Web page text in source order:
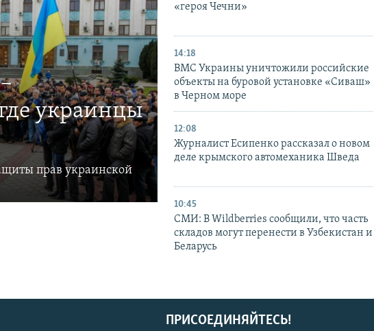
украинцы
прав украинской
«героя Чечни»
14:18
ВМС Украины уничтожили российские
объекты на буровой установке «Сиваш»
в Черном море
12:08
Журналист Есипенко рассказал о новом
деле крымского автомеханика Шведа
10:45
СМИ: В Wildberries сообщили, что часть
складов могут перенести в Узбекистан и
Беларусь
ПРИСОЕДИНЯЙТЕСЬ!